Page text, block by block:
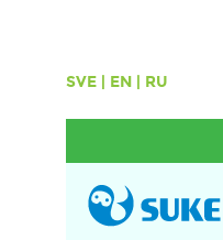
SVE | EN | RU